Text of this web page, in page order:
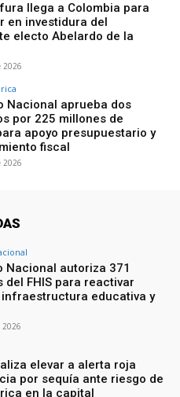
llega a Colombia para
en investidura del
electo Abelardo de la
2026
Nacional aprueba dos
por 225 millones de
apoyo presupuestario y
fiscal
2026
Nacional autoriza 371
del FHIS para reactivar
infraestructura educativa y
2026
elevar a alerta roja
por sequía ante riesgo de
en la capital